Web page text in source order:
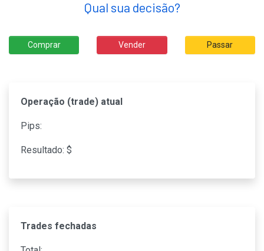
Qual sua decisão?
Comprar Vender Passar
Operação (trade) atual
Pips:
Resultado: $
Trades fechadas